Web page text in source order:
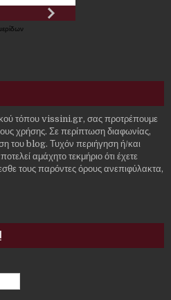
τόπου vissini.gr, σας προτρέπουμε
χρήσης. Σε περίπτωση διαφωνίας,
του blog. Τυχόν περιήγηση ή/και
αμάχητο τεκμήριο ότι έχετε
τους παρόντες όρους ανεπιφύλακτα,